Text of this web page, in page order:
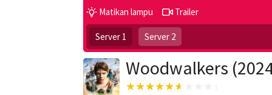
Matikan lampu Trailer
Server 1 Server 2
Woodwalkers